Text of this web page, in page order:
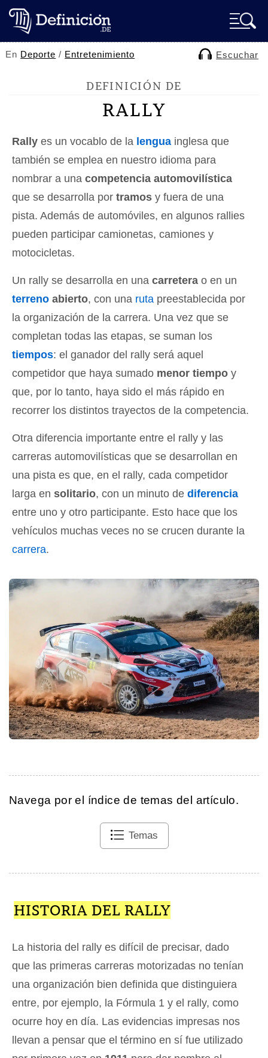
En Deporte / Entretenimiento Escuchar
DEFINICIÓN DE
RALLY
Rally es un vocablo de la lengua inglesa que
también se emplea en nuestro idioma para
nombrar a una competencia automovilística
que se desarrolla por tramos y fuera de una
pista. Además de automóviles, en algunos rallies
pueden participar camionetas, camiones y
motocicletas.
Un rally se desarrolla en una carretera o en un
terreno abierto, con una ruta preestablecida por
la organización de la carrera. Una vez que se
completan todas las etapas, se suman los
tiempos: el ganador del rally será aquel
competidor que haya sumado menor tiempo y
que, por lo tanto, haya sido el más rápido en
recorrer los distintos trayectos de la competencia.
Otra diferencia importante entre el rally y las
carreras automovilísticas que se desarrollan en
una pista es que, en el rally, cada competidor
larga en solitario, con un minuto de diferencia
entre uno y otro participante. Esto hace que los
vehículos muchas veces no se crucen durante la
carrera.
Navega por el índice de temas del artículo.
Temas
HISTORIA DEL RALLY
La historia del rally es difícil de precisar, dado
que las primeras carreras motorizadas no tenían
una organización bien definida que distinguiera
entre, por ejemplo, la Fórmula 1 y el rally, como
ocurre hoy en día. Las evidencias impresas nos
llevan a pensar que el término en sí fue utilizado